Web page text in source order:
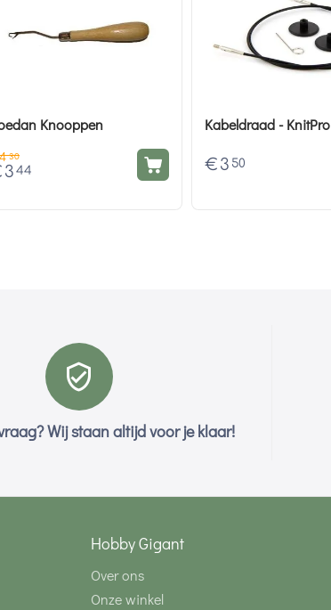
Knooppen
4 30
3 44
Kabeldraad - KnitPro
€ 3 50
Wij staan altijd voor je klaar!
Hobby Gigant
Over ons
Onze winkel